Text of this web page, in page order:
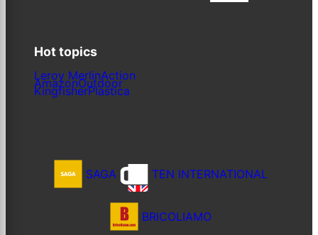
Hot topics
Leroy MerlinAction
AmazonOutdoor
KingfisherPlastica
SAGA TEN INTERNATIONAL
BRICOLIAMO